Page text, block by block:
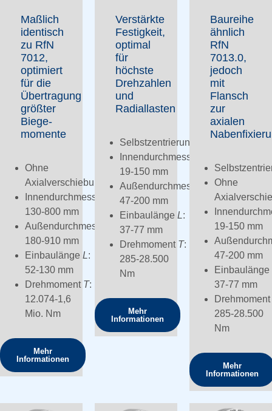
Maßlich
identisch
zu RfN
7012,
optimiert
für die
Übertragung
größter
Biege­
momente
Ohne
Axialverschiebung
Innendurchmesser
130-800 mm
Außendurchmesser
:
180-910 mm
Einbaulänge L:
52-130 mm
Drehmoment T:
12.074-1,6
Mio. Nm
Mehr
Informationen
Verstärkte
Festigkeit,
optimal
für
höchste
Drehzahlen
und
Radiallasten
Selbstzentrierung
Innendurchmesser
19-150 mm
AußendurchmesserD :
47-200 mm
Einbaulänge L:
37-77 mm
Drehmoment T:
285-28.500
Nm
Mehr
Informationen
Baureihe
ähnlich
RfN
7013.0,
jedoch
mit
Flansch
zur
axialen
Ohne
19-150 mm
47-200 mm
Einbaulänge
37-77 mm
Drehmoment
285-28.500
Nm
Mehr
Informationen